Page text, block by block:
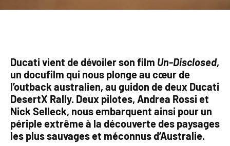
Ducati vient de dévoiler son film Un-Disclosed,
un docufilm qui nous plonge au cœur de
l’outback australien, au guidon de deux Ducati
DesertX Rally. Deux pilotes, Andrea Rossi et
Nick Selleck, nous embarquent ainsi pour un
périple extrême à la découverte des paysages
les plus sauvages et méconnus d’Australie.